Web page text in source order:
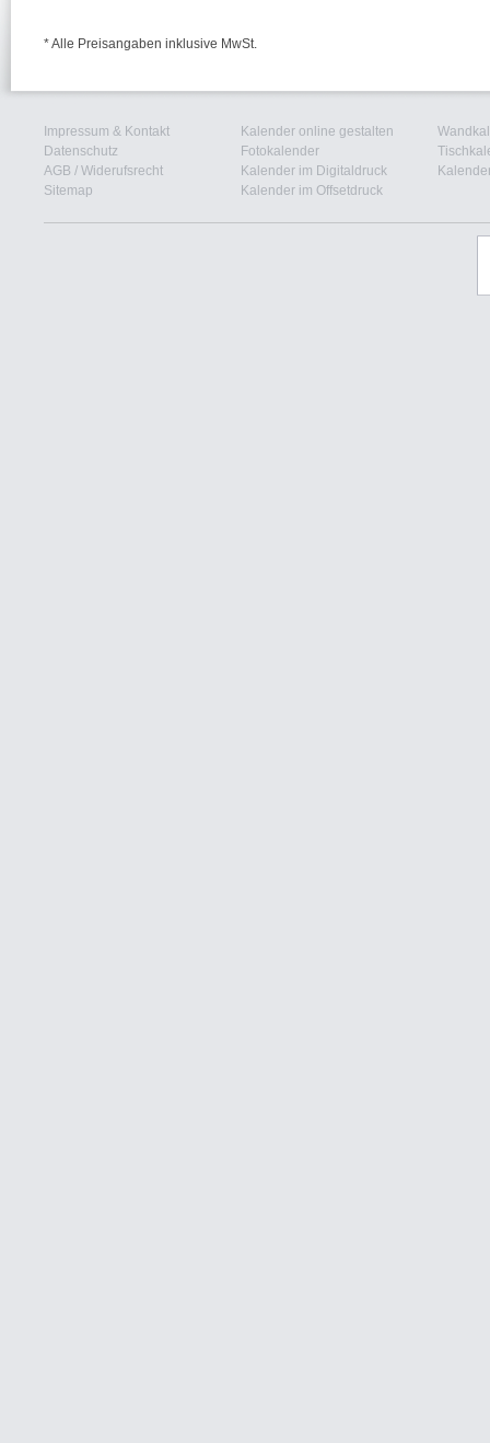
* Alle Preisangaben inklusive MwSt.
Impressum & Kontakt
Datenschutz
AGB / Widerufsrecht
Sitemap
Kalender online gestalten
Fotokalender
Kalender im Digitaldruck
Kalender im Offsetdruck